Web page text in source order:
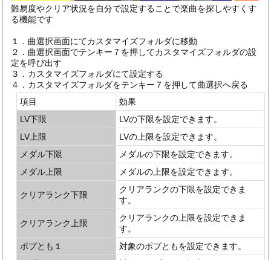
難易度やクリア状況を自分で設定することで楽曲を探しやすくす
る機能です
１．曲選択画面にてカスタマイズフォルダに移動
２．曲選択画面でテンキー７を押してカスタマイズフォルダの設
定を呼び出す
３．カスタマイズフォルダにて設定する
４．カスタマイズフォルダをテンキー７を押して曲選択へ戻る
項目
効果
LV下限
LVの下限を設定できます。
LV上限
LVの上限を設定できます。
メダル下限
メダルの下限を設定できます。
メダル上限
メダルの上限を設定できます。
クリアランク下限
クリアランクの下限を設定できま
す。
クリアランク上限
クリアランクの上限を設定できま
す。
ポプとも１
対象のポプともを設定できます。